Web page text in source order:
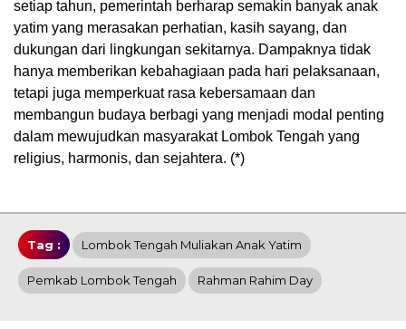
setiap tahun, pemerintah berharap semakin banyak anak
yatim yang merasakan perhatian, kasih sayang, dan
dukungan dari lingkungan sekitarnya. Dampaknya tidak
hanya memberikan kebahagiaan pada hari pelaksanaan,
tetapi juga memperkuat rasa kebersamaan dan
membangun budaya berbagi yang menjadi modal penting
dalam mewujudkan masyarakat Lombok Tengah yang
religius, harmonis, dan sejahtera. (*)
Tag : Lombok Tengah Muliakan Anak Yatim
Pemkab Lombok Tengah Rahman Rahim Day